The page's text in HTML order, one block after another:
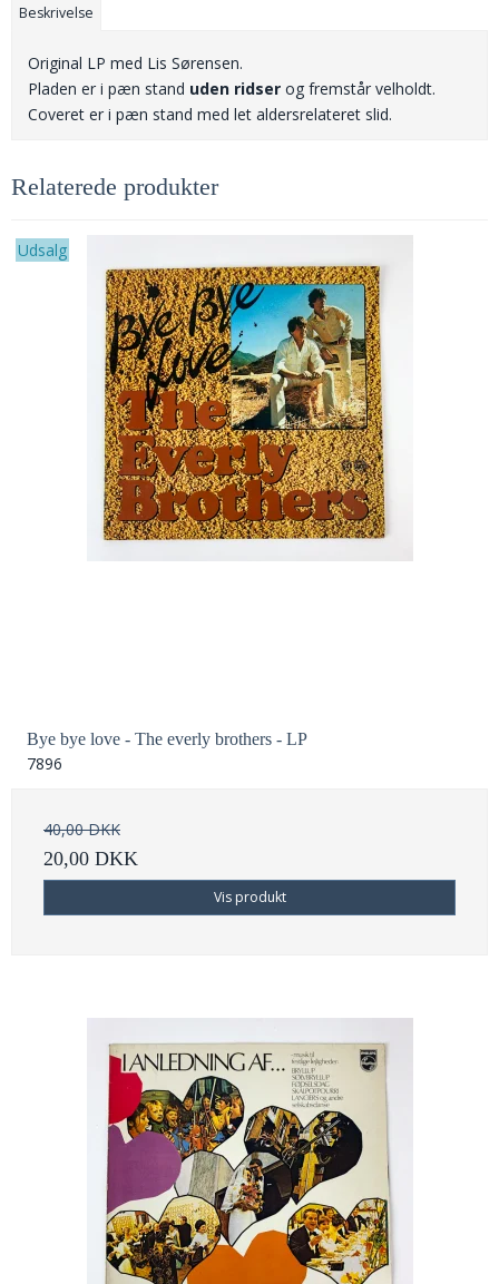
Beskrivelse
Original LP med Lis Sørensen.
Pladen er i pæn stand uden ridser og fremstår velholdt.
Coveret er i pæn stand med let aldersrelateret slid.
Relaterede produkter
Udsalg
Bye bye love - The everly brothers - LP
7896
40,00 DKK
20,00 DKK
Vis produkt